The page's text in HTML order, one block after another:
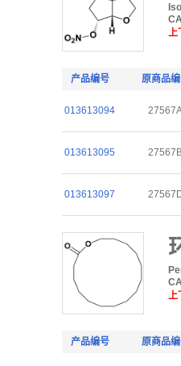
上
产品编号 原商品
013613094
013613095
013613097
上
产品编号 原商品